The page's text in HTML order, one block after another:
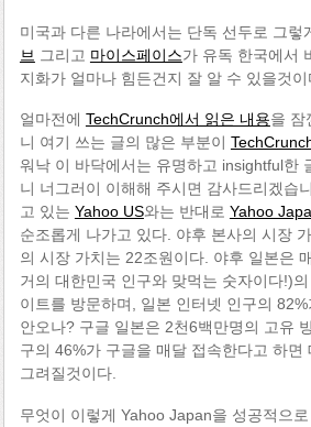
미국과 다른 나라에서는 단독 선두로 그렇
브 그리고 마이스페이스가 유독 한국에서
지화가 얼마나 힘든건지 잘 알 수 있을것이
얼마전에 TechCrunch에서 읽은 내용을 잠
니 여기 쓰는 글의 많은 부분이
워낙 이 바닥에서는 유명하고 insightful한
니 너그러이 이해해 주시면 감사드리겠습
고 있는 Yahoo US와는 반대로 Yahoo
순조롭게 나가고 있다. 야후 본사의 시장
의 시장 가치는 22조원이다. 야후 일본은
거의 대한민국 인구와 맞먹는 숫자이다!)
이트를 방문하며, 일본 인터넷 인구의
안오나? 구글 일본은 2천6백만명의 고유
구의 46%가 구글을 매달 접속한다고 하면
그려질것이다.
무엇이 이렇게 Yahoo Japan을 성공적으